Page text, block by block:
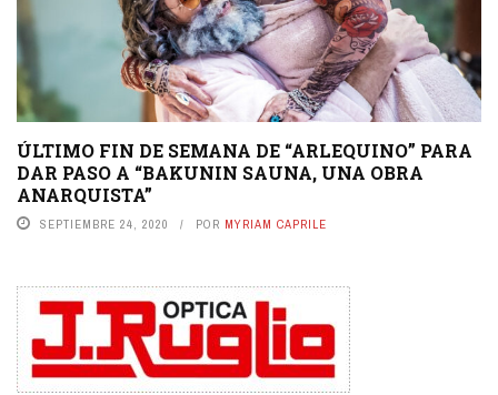
ÚLTIMO FIN DE SEMANA DE “ARLEQUINO” PARA
DAR PASO A “BAKUNIN SAUNA, UNA OBRA
ANARQUISTA”
SEPTIEMBRE 24, 2020 POR MYRIAM CAPRILE